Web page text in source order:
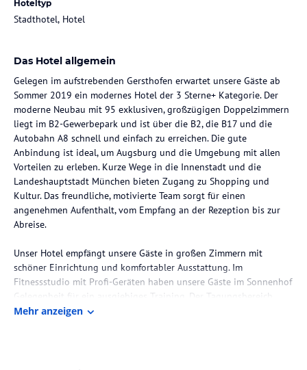
Hoteltyp
Stadthotel, Hotel
Das Hotel allgemein
Gelegen im aufstrebenden Gersthofen erwartet unsere Gäste ab
Sommer 2019 ein modernes Hotel der 3 Sterne+ Kategorie. Der
moderne Neubau mit 95 exklusiven, großzügigen Doppelzimmern
liegt im B2-Gewerbepark und ist über die B2, die B17 und die
Autobahn A8 schnell und einfach zu erreichen. Die gute
Anbindung ist ideal, um Augsburg und die Umgebung mit allen
Vorteilen zu erleben. Kurze Wege in die Innenstadt und die
Landeshauptstadt München bieten Zugang zu Shopping und
Kultur. Das freundliche, motivierte Team sorgt für einen
angenehmen Aufenthalt, vom Empfang an der Rezeption bis zur
Abreise.
Unser Hotel empfängt unsere Gäste in großen Zimmern mit
schöner Einrichtung und komfortabler Ausstattung. Im
Fitnessstudio mit Profi-Geräten haben unsere Gäste im Sonnenhof
Gelegenheit für ein ausgiebiges Training. Der Tagungsbereich
bietet Ihnen stattliche Räume für Events und Besprechungen. Der
Mehr anzeigen